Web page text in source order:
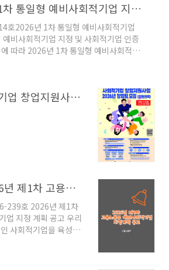
[통일부] 2026년 1차 통일형 예비사회적기업 지정계획 공고
호2026년 1차 통일형 예비사회적기업
비사회적기업 지정 및 사회적기업 인증
따라 2026년 1차 통일형 예비사회적기
공고합니다. 2026년 6월 1일통일부장
subPage.do?
「2026년 사회적기업 창업지원사업」 강원권역 창업팀 모집 공고(4.30.(목) ~ 5.27.(수) 17:00)
[고용노동부] 2026년 제1차 고용노동부 예비사회적기업 지정계획 공고
239호 2026년 제1차
업 지정 계획 공고 우리
사회적기업을 육성하
회적기업 지정 계획을
4. 23.고용노동부